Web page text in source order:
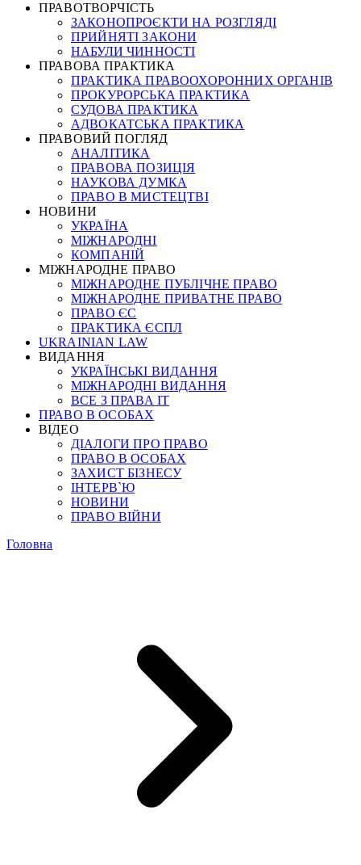
ПРАВОТВОРЧІСТЬ
ЗАКОНОПРОЄКТИ НА РОЗГЛЯДІ
ПРИЙНЯТІ ЗАКОНИ
НАБУЛИ ЧИННОСТІ
ПРАВОВА ПРАКТИКА
ПРАКТИКА ПРАВООХОРОННИХ ОРГАНІВ
ПРОКУРОРСЬКА ПРАКТИКА
СУДОВА ПРАКТИКА
АДВОКАТСЬКА ПРАКТИКА
ПРАВОВИЙ ПОГЛЯД
АНАЛІТИКА
ПРАВОВА ПОЗИЦІЯ
НАУКОВА ДУМКА
ПРАВО В МИСТЕЦТВІ
НОВИНИ
УКРАЇНА
МІЖНАРОДНІ
КОМПАНІЙ
МІЖНАРОДНЕ ПРАВО
МІЖНАРОДНЕ ПУБЛІЧНЕ ПРАВО
МІЖНАРОДНЕ ПРИВАТНЕ ПРАВО
ПРАВО ЄС
ПРАКТИКА ЄСПЛ
UKRAINIAN LAW
ВИДАННЯ
УКРАЇНСЬКІ ВИДАННЯ
МІЖНАРОДНІ ВИДАННЯ
ВСЕ З ПРАВА ІТ
ПРАВО В ОСОБАХ
ВІДЕО
ДІАЛОГИ ПРО ПРАВО
ПРАВО В ОСОБАХ
ЗАХИСТ БІЗНЕСУ
ІНТЕРВ`Ю
НОВИНИ
ПРАВО ВІЙНИ
Головна